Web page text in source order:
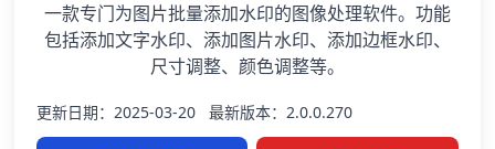
一款专门为图片批量添加水印的图像处理软件。功能
包括添加文字水印、添加图片水印、添加边框水印、
尺寸调整、颜色调整等。
更新日期：2025-03-20 最新版本：2.0.0.270